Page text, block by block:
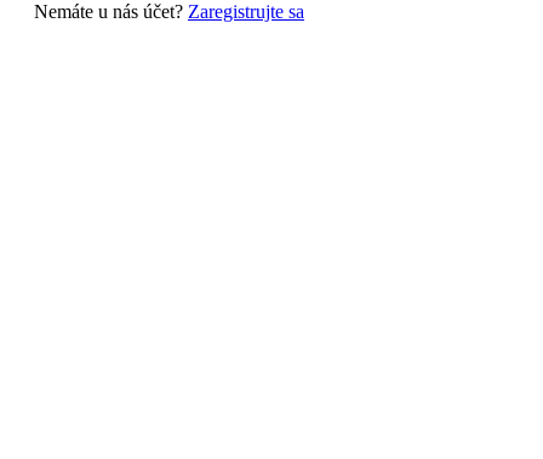
Nemáte u nás účet? Zaregistrujte sa